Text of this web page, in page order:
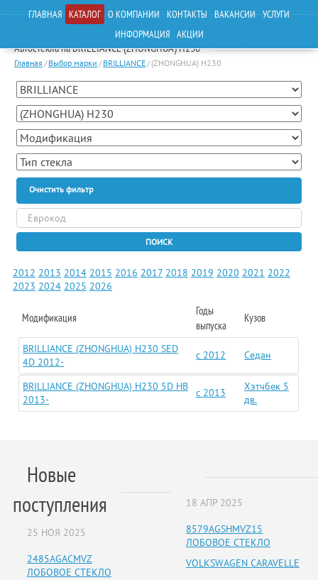
ГЛАВНАЯ КАТАЛОГ О КОМПАНИИ КОНТАКТЫ ВАКАНСИИ УСЛУГИ
ИНФОРМАЦИЯ АКЦИИ
Автостекла на BRILLIANCE (ZHONGHUA) H230
Главная / Выбор марки / BRILLIANCE/ (ZHONGHUA) H230
Очистить фильтр
ПОИСК
2012 2013 2014 2015 2016 2017 2018 2019 2020 2021 2022
2023 2024 2025 2026
Модификация
Годы
выпуска
Кузов
BRILLIANCE (ZHONGHUA) H230 SED
4D 2012-
c 2012 Седан
BRILLIANCE (ZHONGHUA) H230 5D HB
2013-
c 2013
Хэтчбек 5
дв.
Новые
поступления
25 НОЯ 2025
2485AGACMVZ
ЛОБОВОЕ СТЕКЛО
18 АПР 2025
8579AGSHMVZ15
ЛОБОВОЕ СТЕКЛО
VOLKSWAGEN CARAVELLE